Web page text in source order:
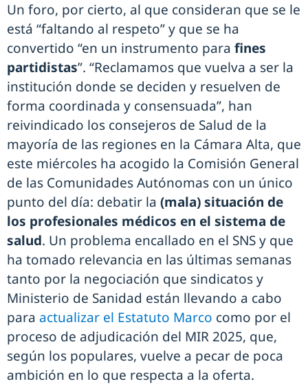
Un foro, por cierto, al que consideran que se le
está “faltando al respeto” y que se ha
convertido “en un instrumento para fines
partidistas”. “Reclamamos que vuelva a ser la
institución donde se deciden y resuelven de
forma coordinada y consensuada”, han
reivindicado los consejeros de Salud de la
mayoría de las regiones en la Cámara Alta, que
este miércoles ha acogido la Comisión General
de las Comunidades Autónomas con un único
punto del día: debatir la (mala) situación de
los profesionales médicos en el sistema de
salud. Un problema encallado en el SNS y que
ha tomado relevancia en las últimas semanas
tanto por la negociación que sindicatos y
Ministerio de Sanidad están llevando a cabo
para actualizar el Estatuto Marco como por el
proceso de adjudicación del MIR 2025, que,
según los populares, vuelve a pecar de poca
ambición en lo que respecta a la oferta.